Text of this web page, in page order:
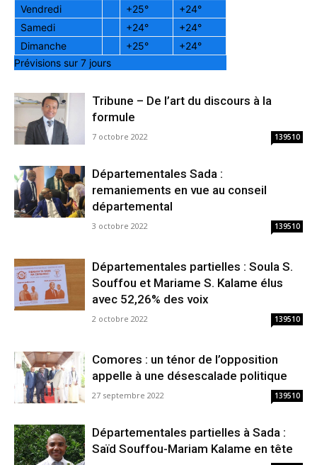
Vendredi
+25° +24°
Samedi
+24° +24°
Dimanche
+25° +24°
Prévisions sur 7 jours
Tribune – De l’art du discours à la
formule
7 octobre 2022 139510
Départementales Sada :
remaniements en vue au conseil
départemental
3 octobre 2022 139510
Départementales partielles : Soula S.
Souffou et Mariame S. Kalame élus
avec 52,26% des voix
2 octobre 2022 139510
Comores : un ténor de l’opposition
appelle à une désescalade politique
27 septembre 2022 139510
Départementales partielles à Sada :
Saïd Souffou-Mariam Kalame en tête